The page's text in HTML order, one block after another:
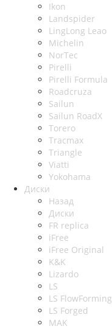
Ikon
Landspider
LingLong Leao
Michelin
NorTec
Pirelli
Pirelli Formula
Roadcruza
Sailun
Sailun RoadX
Torero
Tracmax
Triangle
Viatti
Yokohama
Диски
Назад
Диски
FR replica
iFree
iFree Original
K&K
Lizardo
LS
LS FlowForming
LS Forged
MAK